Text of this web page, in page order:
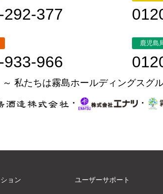
292-377
933-966
鹿児島
～ 私たちは霧島ホールディングスグ
・
・
ョン ユーザーサポート